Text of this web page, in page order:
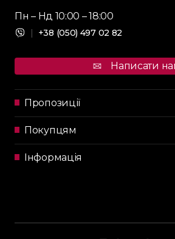
Пн – Нд 10:00 – 18:00
| +38 (050) 497 02 82
Написати
Пропозиції
Покупцям
Інформація